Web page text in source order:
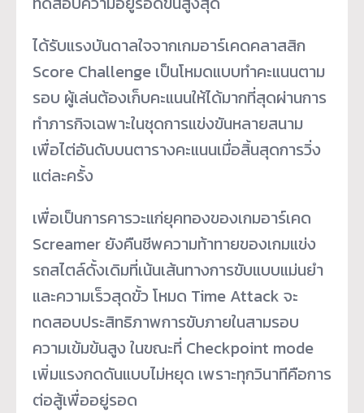
ได้รับแรงบันดาลใจจากเกมอาร์เคดคลาสสิก
Score Challenge เป็นโหมดแบบทำคะแนนตาม
รอบ ผู้เล่นต้องเก็บคะแนนให้ได้มากที่สุดผ่านการ
ทำภารกิจเฉพาะในชุดการแข่งขันหลายสนาม
เพื่อไต่อันดับบนตารางคะแนนเมื่อสิ้นสุดการวิ่ง
แต่ละครั้ง
เพื่อเป็นการคารวะแก่ยุคทองของเกมอาร์เคด
Screamer ยังคืนชีพความท้าทายของเกมแข่ง
รถสไตล์ดั้งเดิมที่เน้นเส้นทางการขับแบบแม่นยำ
และความเร็วสุดขั้ว โหมด Time Attack จะ
ทดสอบประสิทธิภาพการขับภายในสามรอบ
ความเข้มข้นสูง ในขณะที่ Checkpoint mode
เพิ่มแรงกดดันแบบไม่หยุด เพราะทุกวินาทีคือการ
ต่อสู้เพื่ออยู่รอด